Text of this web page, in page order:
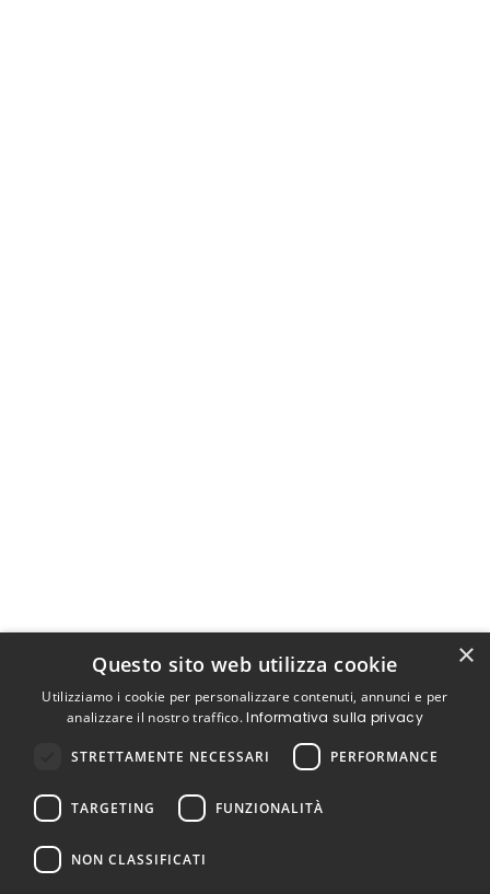
×
Questo sito web utilizza cookie
Utilizziamo i cookie per personalizzare contenuti, annunci e per
analizzare il nostro traffico.Informativa sulla privacy
STRETTAMENTE NECESSARI PERFORMANCE
TARGETING FUNZIONALITÀ
NON CLASSIFICATI